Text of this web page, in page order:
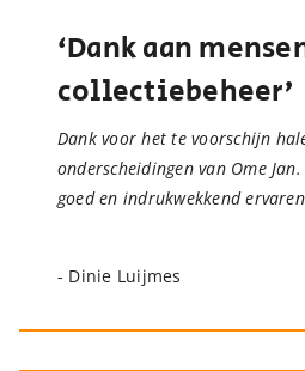
‘Dank aan
collectiebeheer’
Dank voor het te voorschijn
onderscheidingen van Ome
goed en indrukwekkend
- Dinie Luijmes